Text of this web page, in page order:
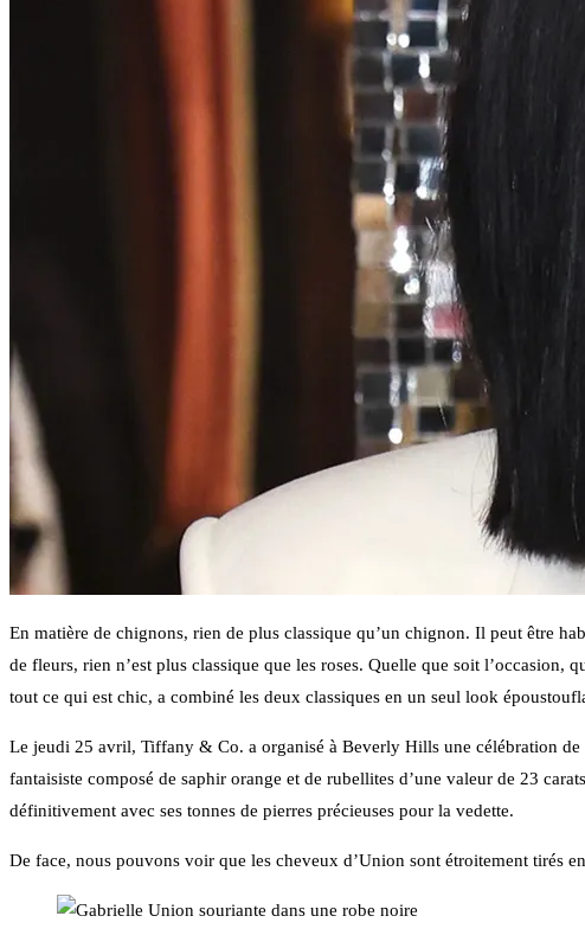
En matière de chignons, rien de plus classique qu’un chignon. Il peut être
de fleurs, rien n’est plus classique que les roses. Quelle que soit l’occasion,
tout ce qui est chic, a combiné les deux classiques en un seul look
Le jeudi 25 avril, Tiffany & Co. a organisé à Beverly Hills une célébration
fantaisiste composé de saphir orange et de rubellites d’une valeur de 23
définitivement avec ses tonnes de pierres précieuses pour la vedette.
De face, nous pouvons voir que les cheveux d’Union sont étroitement tirés